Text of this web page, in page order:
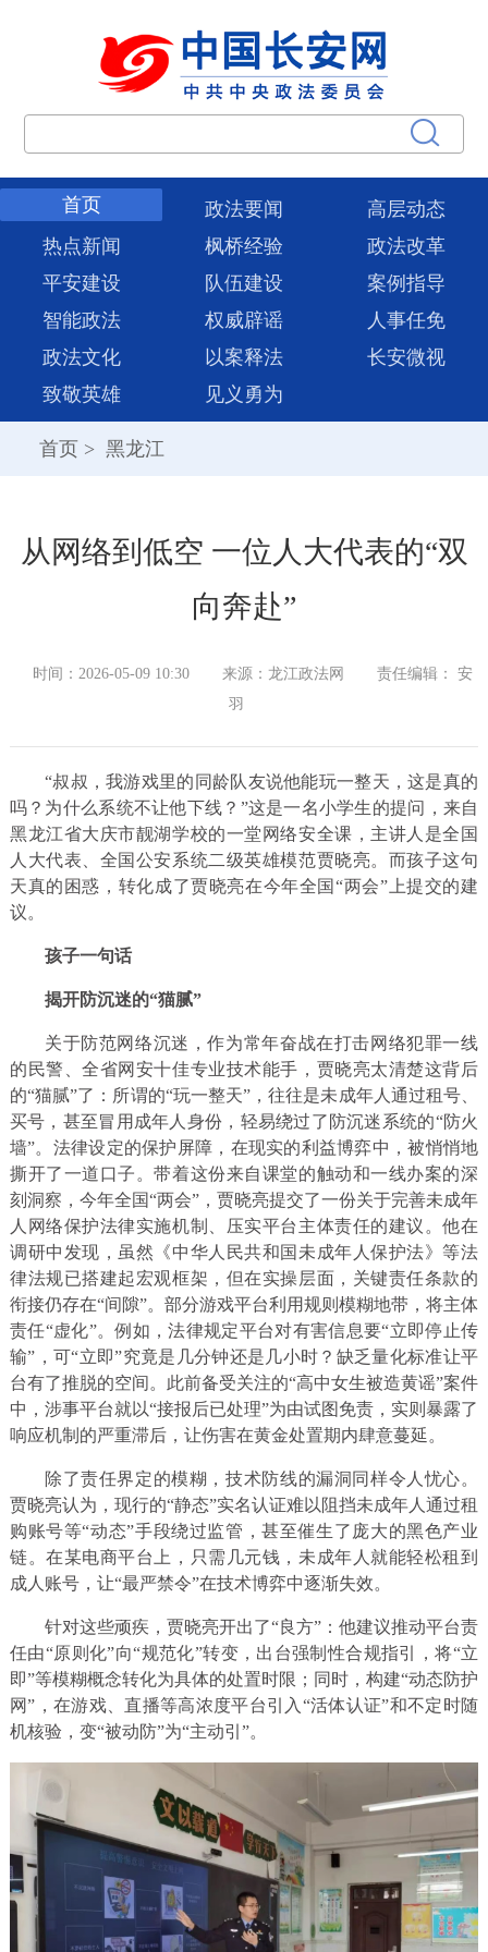
首页 政法要闻
高层动态
热点新闻
枫桥经验
政法改革
平安建设
队伍建设
案例指导
智能政法
权威辟谣
人事任免
政法文化
以案释法
长安微视
致敬英雄
见义勇为
首页 > 黑龙江
从网络到低空 一位人大代表的“双
向奔赴”
时间：2026-05-09 10:30 来源：龙江政法网
责任编辑： 安
羽
“叔叔，我游戏里的同龄队友说他能玩一整天，这是真的
吗？为什么系统不让他下线？”这是一名小学生的提问，来自
黑龙江省大庆市靓湖学校的一堂网络安全课，主讲人是全国
人大代表、全国公安系统二级英雄模范贾晓亮。而孩子这句
天真的困惑，转化成了贾晓亮在今年全国“两会”上提交的建
议。
孩子一句话
揭开防沉迷的“猫腻”
关于防范网络沉迷，作为常年奋战在打击网络犯罪一线
的民警、全省网安十佳专业技术能手，贾晓亮太清楚这背后
的“猫腻”了：所谓的“玩一整天”，往往是未成年人通过租号、
买号，甚至冒用成年人身份，轻易绕过了防沉迷系统的“防火
墙”。法律设定的保护屏障，在现实的利益博弈中，被悄悄地
撕开了一道口子。带着这份来自课堂的触动和一线办案的深
刻洞察，今年全国“两会”，贾晓亮提交了一份关于完善未成年
人网络保护法律实施机制、压实平台主体责任的建议。他在
调研中发现，虽然《中华人民共和国未成年人保护法》等法
律法规已搭建起宏观框架，但在实操层面，关键责任条款的
衔接仍存在“间隙”。部分游戏平台利用规则模糊地带，将主体
责任“虚化”。例如，法律规定平台对有害信息要“立即停止传
输”，可“立即”究竟是几分钟还是几小时？缺乏量化标准让平
台有了推脱的空间。此前备受关注的“高中女生被造黄谣”案件
中，涉事平台就以“接报后已处理”为由试图免责，实则暴露了
响应机制的严重滞后，让伤害在黄金处置期内肆意蔓延。
除了责任界定的模糊，技术防线的漏洞同样令人忧心。
贾晓亮认为，现行的“静态”实名认证难以阻挡未成年人通过租
购账号等“动态”手段绕过监管，甚至催生了庞大的黑色产业
链。在某电商平台上，只需几元钱，未成年人就能轻松租到
成人账号，让“最严禁令”在技术博弈中逐渐失效。
针对这些顽疾，贾晓亮开出了“良方”：他建议推动平台责
任由“原则化”向“规范化”转变，出台强制性合规指引，将“立
即”等模糊概念转化为具体的处置时限；同时，构建“动态防护
网”，在游戏、直播等高浓度平台引入“活体认证”和不定时随
机核验，变“被动防”为“主动引”。